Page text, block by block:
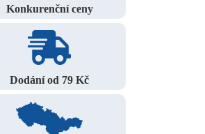
Konkurenční ceny
Dodání od 79 Kč